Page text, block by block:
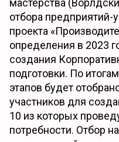
отбора предприятий-
проекта
определения в 2023
создания
подготовки. По
этапов будет
участников для
10 из которых
потребности. Отбор